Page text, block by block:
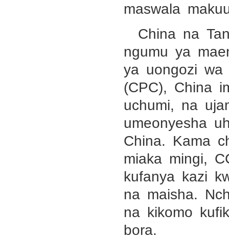
maswala
China na
ngumu ya
ya uongozi
(CPC), China
uchumi, na
umeonyesha
China. Kama
miaka mingi,
kufanya kazi
na maisha.
na kikomo
bora.